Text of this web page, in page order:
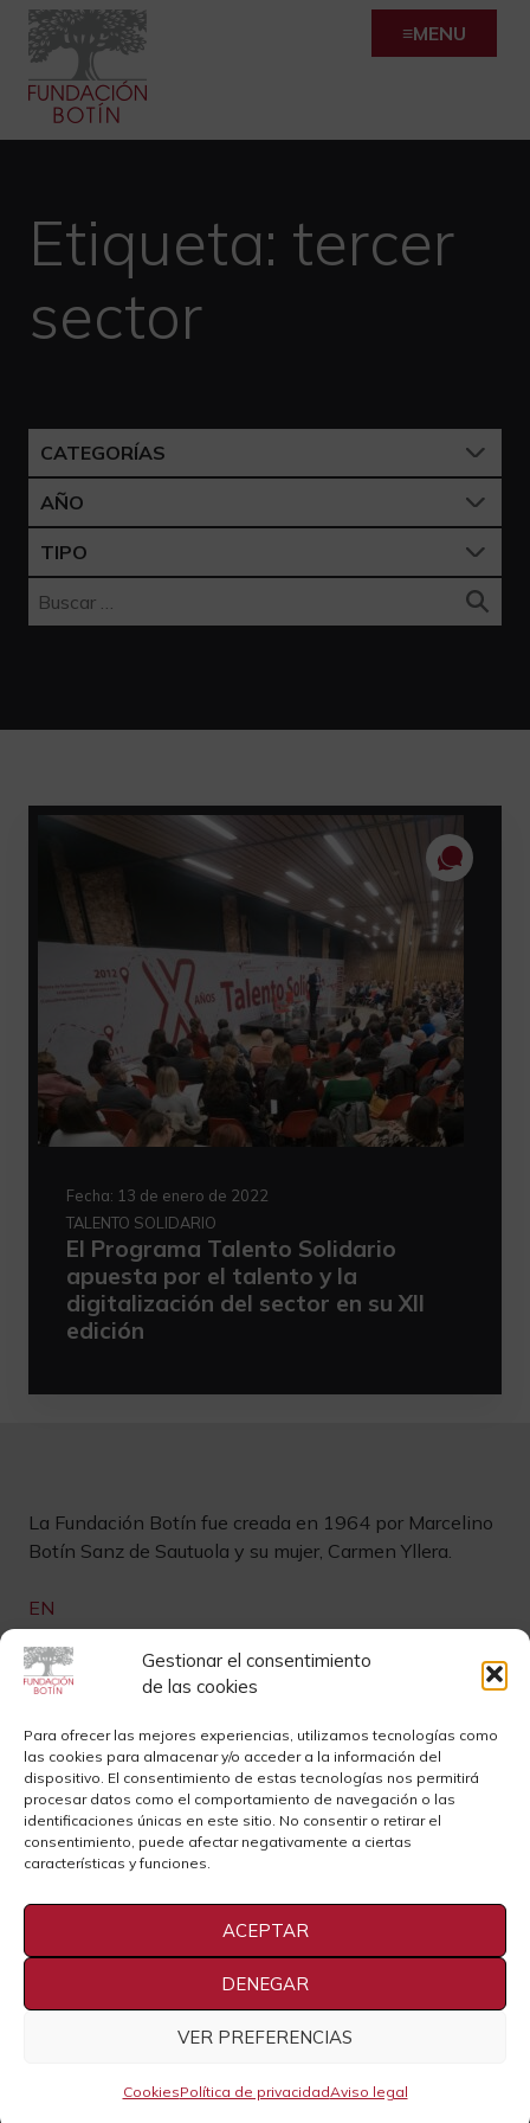
Gestionar el consentimiento
de las cookies
Para ofrecer las mejores experiencias, utilizamos tecnologías como
las cookies para almacenar y/o acceder a la información del
dispositivo. El consentimiento de estas tecnologías nos permitirá
procesar datos como el comportamiento de navegación o las
identificaciones únicas en este sitio. No consentir o retirar el
consentimiento, puede afectar negativamente a ciertas
características y funciones.
ACEPTAR
DENEGAR
VER PREFERENCIAS
CookiesPolítica de privacidadAviso legal
Skip
content
MENU
Etiqueta: tercer
sector
CATEGORÍAS
AÑO
TIPO
Fecha: 13 de enero de 2022
TALENTO SOLIDARIO
El Programa Talento Solidario
apuesta por el talento y la
digitalización del sector en su XII
edición
La Fundación Botín fue creada en 1964 por Marcelino
Botín Sanz de Sautuola y su mujer, Carmen Yllera.
EN
Links de interés
Contacto
Sedes
Sala de Prensa
Privacidad
Instagram
Youtube